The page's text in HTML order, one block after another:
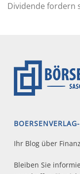
Dividende fordern
Ihr Blog über
Bleiben Sie